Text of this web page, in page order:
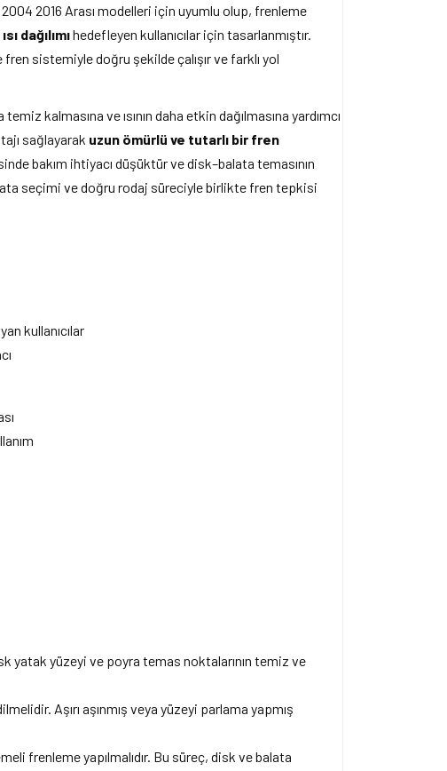
2004 2016 Arası modelleri için uyumlu olup, frenleme
dağılımıhedefleyen kullanıcılar için tasarlanmıştır.
sistemiyle doğru şekilde çalışır ve farklı yol
kalmasına ve ısının daha etkin dağılmasına yardımcı
sağlayarak uzun ömürlü ve tutarlı bir fren
bakım ihtiyacı düşüktür ve disk–balata temasının
seçimi ve doğru rodaj süreciyle birlikte fren tepkisi
kullanıcılar
yatak yüzeyi ve poyra temas noktalarının temiz ve
Aşırı aşınmış veya yüzeyi parlama yapmış
frenleme yapılmalıdır. Bu süreç, disk ve balata